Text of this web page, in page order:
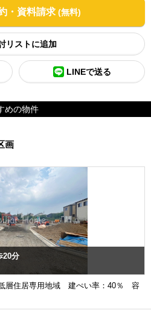
・資料請求 (無料)
リスト
LINEで送る
めの物件
画
20分
層住居専用地域 建ぺい率：40％ 容